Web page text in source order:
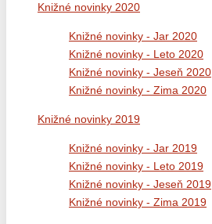
Knižné novinky 2020
Knižné novinky - Jar 2020
Knižné novinky - Leto 2020
Knižné novinky - Jeseň 2020
Knižné novinky - Zima 2020
Knižné novinky 2019
Knižné novinky - Jar 2019
Knižné novinky - Leto 2019
Knižné novinky - Jeseň 2019
Knižné novinky - Zima 2019